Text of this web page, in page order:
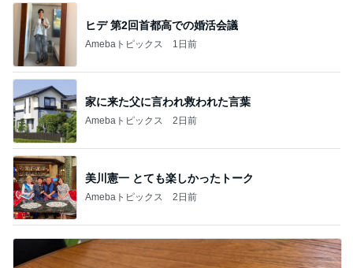
ヒデ 第2回首都高での婚活会議
Amebaトピックス 1日前
家に来た父に言われ救われた言葉
Amebaトピックス 2日前
美川憲一 とても楽しかったトーク
Amebaトピックス 2日前